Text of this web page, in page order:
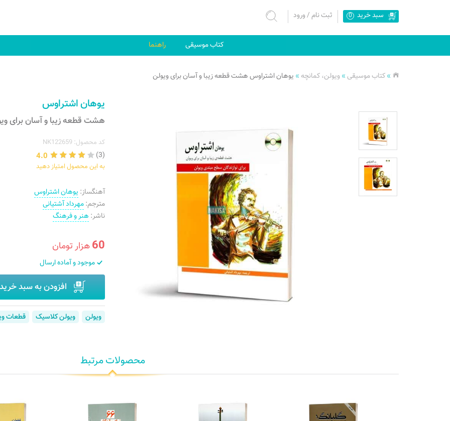
سبد خرید 0 ثبت نام/ورود
کتاب موسیقی راهنما
»کتاب موسیقی »ویولن، کمانچه » یوهان اشتراوس هشت قطعه زیبا و آسان برای ویولن
یوهان اشتراوس
هشت قطعه زیبا و آسان برای
کد محصول: NK122659
(3)
4.0
به این محصول امتیاز دهید
آهنگساز: یوهان اشتراوس
مترجم:مهرداد آشتیانی
ناشر: هنر و فرهنگ
60هزار تومان
موجود و آماده ارسال
افزودن به سبد
ویولن ویولن کلاسیک قطعات
محصولات مرتبط